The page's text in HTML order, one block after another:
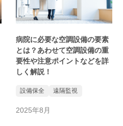
病院に必要な空調設備の要素
とは？あわせて空調設備の重
要性や注意ポイントなどを詳
しく解説！
設備保全 遠隔監視
2025年8月